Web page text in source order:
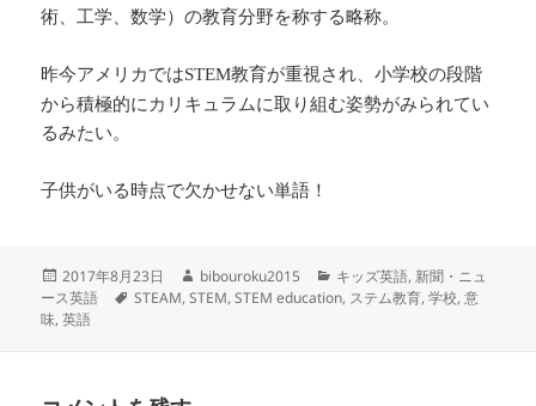
術、工学、数学）の教育分野を称する略称。
昨今アメリカではSTEM教育が重視され、小学校の段階
から積極的にカリキュラムに取り組む姿勢がみられてい
るみたい。
子供がいる時点で欠かせない単語！
投
稿
日:
2017年8月23日
作
成
bibouroku2015
カ
テ
キッズ英語, 新聞・ニュ
ース英語
タ
STEAM,STEM,STEM education, ステム教育,学校,意
味,英語